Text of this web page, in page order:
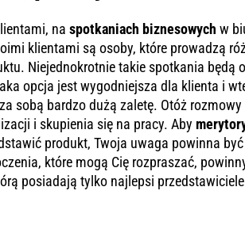
naspotkaniach biznesowych w
klientami są osoby, które prowadzą
Niejednokrotnie takie spotkania będą
opcja jest wygodniejsza dla klienta i
sobą bardzo dużą zaletę. Otóż rozmowy
i skupienia się na pracy. Aby
produkt, Twoja uwaga powinna być
które mogą Cię rozpraszać,
posiadają tylko najlepsi